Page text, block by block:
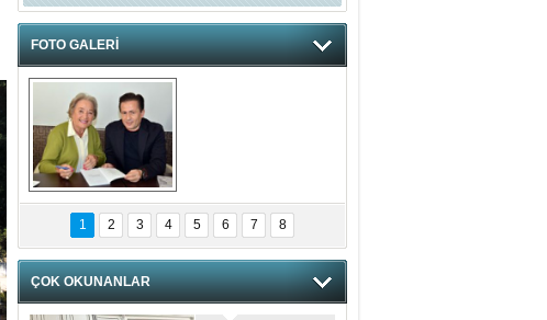
FOTO GALERİ
hnzzzna
1 2 3 4 5 6 7 8
ÇOK OKUNANLAR